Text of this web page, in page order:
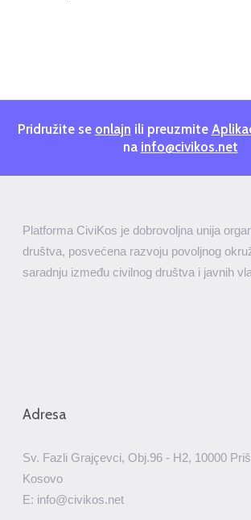
Pridružite se onlajn ili preuzmite
na info@civikos.net
Platforma CiviKos je dobrovoljna unija
društva, posvećena razvoju povoljnog
saradnju između civilnog društva i javnih
Adresa
Sv. Fazli Grajçevci, Obj.96 - H2, 10000
Kosovo
E: info@civikos.net